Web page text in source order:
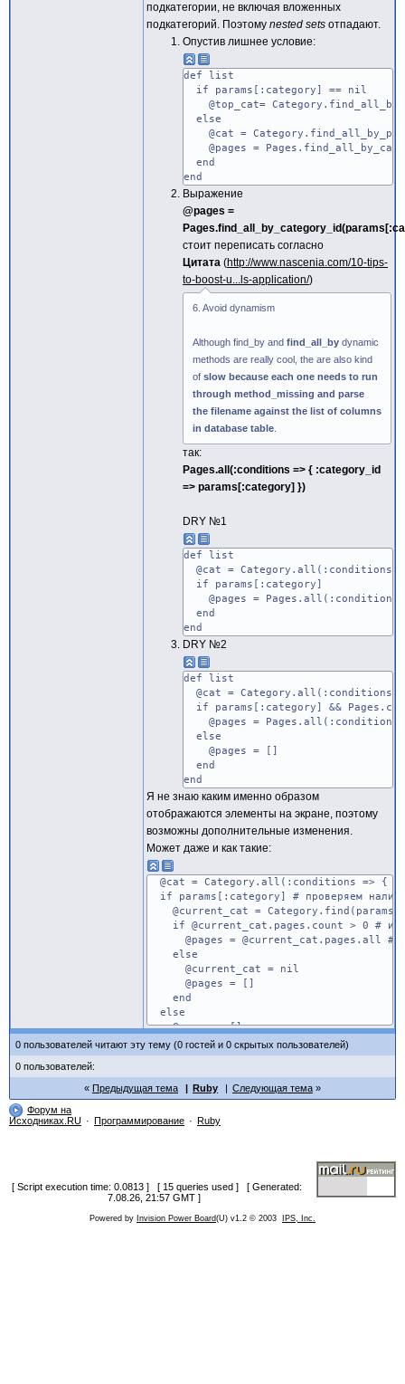
подкатегории, не включая вложенных
подкатегорий. Поэтому nested sets отпадают.
Опустив лишнее условие:
def list
if params[:category] == nil
@top_cat=
else
@cat =
@pages =
end
end
Выражение
@pages =
стоит переписать согласно
Цитата
http://www.nascenia.com/10-tips-
to-boost-u...ls-application/
6. Avoid dynamism
Although find_by and find_all_by dynamic
methods are really cool, the are also kind
of slow because each one needs to run
through method_missing and parse
the filename against the list of columns
in database table
так:
Pages.all(:conditions => { :category_id
=> params[:category] })
DRY №1
def list
@cat = Category.all(:conditions =>
if params[:category]
@pages = Pages.all(:conditions
end
end
DRY №2
def list
@cat = Category.all(:conditions =>
if params[:category] &&
@pages = Pages.all(:conditions
else
@pages = []
end
end
Я не знаю каким именно образом
отображаются элементы на экране, поэтому
возможны дополнительные изменения.
Может даже и как такие:
@cat = Category.all(:conditions => {
if params[:category] # проверяем
@current_cat =
if @current_cat.pages.count > 0 #
@pages = @current_cat.pages.all #
else
@current_cat = nil
@pages = []
end
else
@pages = []
end
0 пользователей читают эту тему (0 гостей и 0 скрытых пользователей)
0 пользователей:
Предыдущая тема
Ruby
Следующая тема
Форум на
Исходниках.RU
Программирование Ruby
[ Script execution time: 0.0813 ] [ 15 queries used ] [ Generated:
7.08.26, 21:57 GMT ]
Powered by Invision Power Board(U) v1.2 © 2003 IPS, Inc.